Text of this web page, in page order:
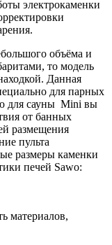
электрокаменки
объёма и
то модель
Данная
для парных
для сауны Mini вы
от банных
размещения
пульта
размеры каменки
печей Sawo:
материалов,